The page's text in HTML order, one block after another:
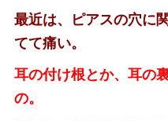
最近は、ピアスの穴に
てて痛い。
耳の付け根とか、耳の
の。